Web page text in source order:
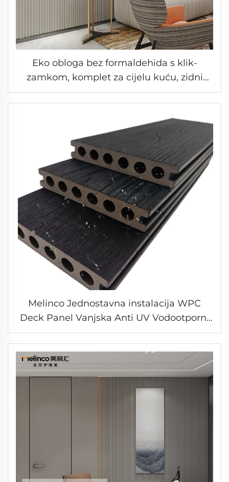
Eko obloga bez formaldehida s klik-
zamkom, komplet za cijelu kuću, zidni
sustav s teksturiranom površinom, rješenje
za dekorativne ploče u spavaćoj sobi
Melinco Jednostavna instalacija WPC
Deck Panel Vanjska Anti UV Vodootporni
Zajednički pločevi Podloga za baštu